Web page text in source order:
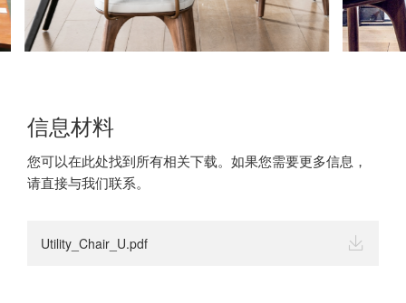
信息材料
您可以在此处找到所有相关下载。如果您需要更多信息，
请直接与我们联系。
Utility_Chair_U.pdf